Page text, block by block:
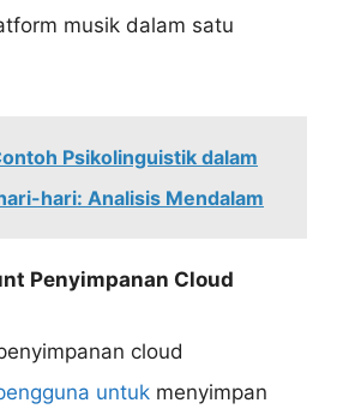
musik dalam satu
Psikolinguistik dalam
hari: Analisis Mendalam
Penyimpanan Cloud
cloud
untuk menyimpan